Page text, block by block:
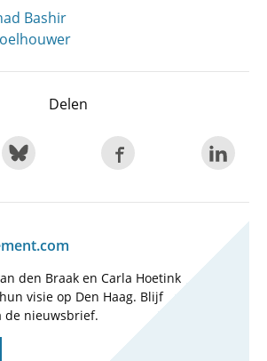
Bashir
Delen
den Braak en Carla Hoetink
hun visie op Den Haag. Blijf
de nieuwsbrief.